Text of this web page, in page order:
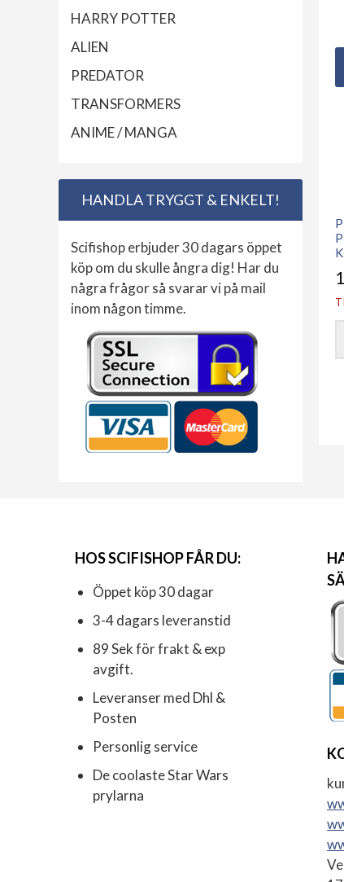
HARRY POTTER
ALIEN
PREDATOR
TRANSFORMERS
ANIME / MANGA
HANDLA TRYGGT & ENKELT!
Scifishop erbjuder 30 dagars öppet
köp om du skulle ångra dig! Har du
några frågor så svarar vi på mail
inom någon timme.
HOS SCIFISHOP FÅR DU:
Öppet köp 30 dagar
3-4 dagars leveranstid
89 Sek för frakt & exp
avgift.
Leveranser med Dhl &
Posten
Personlig service
De coolaste Star Wars
prylarna